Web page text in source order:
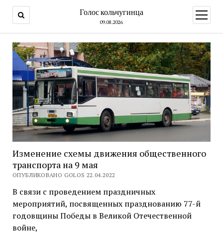
Голос кольчугинца
09.08.2026
меню
Изменение схемы движения общественного
транспорта на 9 мая
ОПУБЛИКОВАНО GOLOS 22.04.2022
В связи с проведением праздничных
мероприятий, посвященных празднованию 77-й
годовщины Победы в Великой Отечественной
войне,